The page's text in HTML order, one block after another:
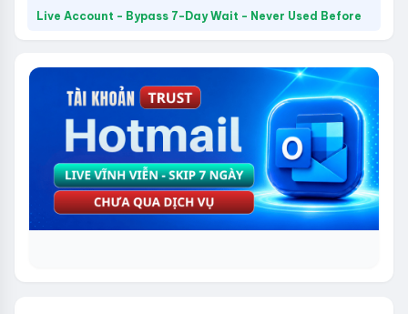
Live Account - Bypass 7-Day Wait - Never Used Before